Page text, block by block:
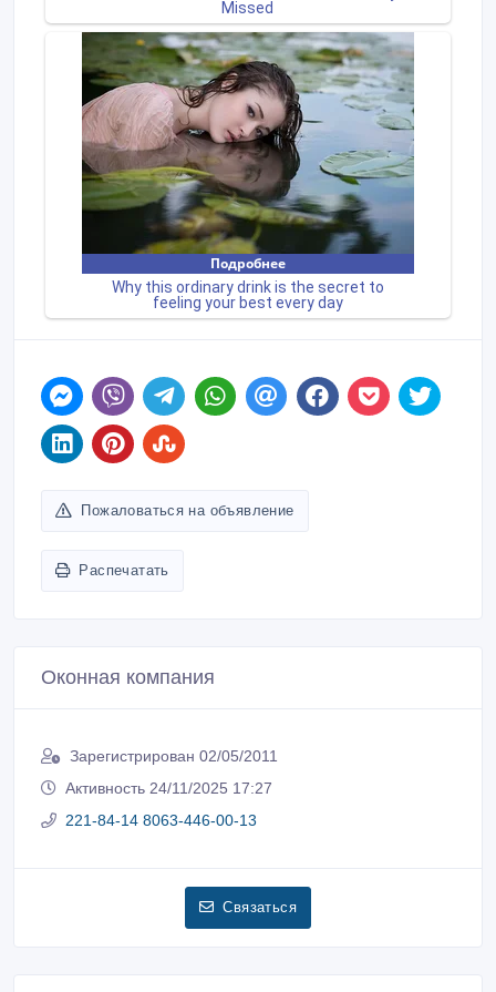
Пожаловаться на объявление
Распечатать
Оконная компания
Зарегистрирован 02/05/2011
Активность 24/11/2025 17:27
221-84-14 8063-446-00-13
Связаться